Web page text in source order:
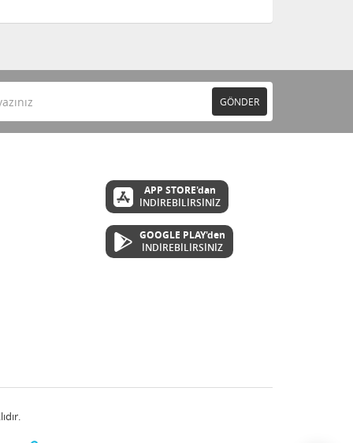
GÖNDER
APP STORE'dan
İNDİREBİLİRSİNİZ
GOOGLE PLAY'den
İNDİREBİLİRSİNİZ